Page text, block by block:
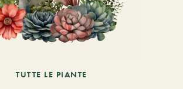
TUTTE LE PIANTE